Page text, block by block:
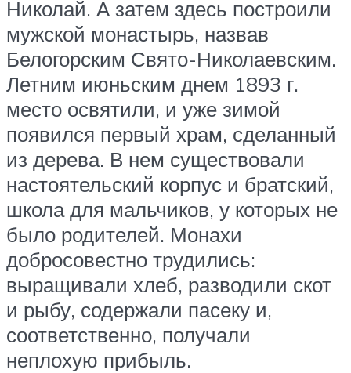
Николай. А затем здесь построили
мужской монастырь, назвав
Белогорским Свято-Николаевским.
Летним июньским днем 1893 г.
место освятили, и уже зимой
появился первый храм, сделанный
из дерева. В нем существовали
настоятельский корпус и братский,
школа для мальчиков, у которых не
было родителей. Монахи
добросовестно трудились:
выращивали хлеб, разводили скот
и рыбу, содержали пасеку и,
соответственно, получали
неплохую прибыль.